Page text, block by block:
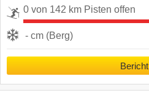
0 von 142 km Pisten offen
- cm (Berg)
Bericht